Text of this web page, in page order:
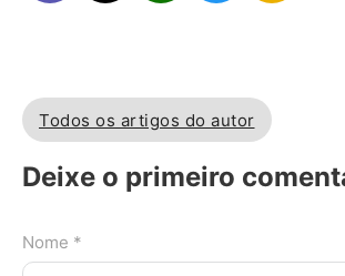
Todos os artigos do autor
Deixe o primeiro
Nome *